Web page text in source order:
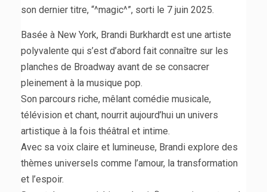
son dernier titre, “^magic^”, sorti le 7 juin 2025.
Basée à New York, Brandi Burkhardt est une artiste
polyvalente qui s’est d’abord fait connaître sur les
planches de Broadway avant de se consacrer
pleinement à la musique pop.
Son parcours riche, mêlant comédie musicale,
télévision et chant, nourrit aujourd’hui un univers
artistique à la fois théâtral et intime.
Avec sa voix claire et lumineuse, Brandi explore des
thèmes universels comme l’amour, la transformation
et l’espoir.